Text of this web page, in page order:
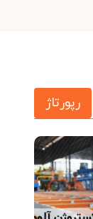
رپورتاژ